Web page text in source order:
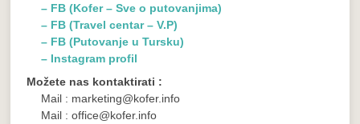
– FB (Kofer – Sve o putovanjima)
– FB (Travel centar – V.P)
– FB (Putovanje u Tursku)
– Instagram profil
Možete nas kontaktirati :
Mail : marketing@kofer.info
Mail : office@kofer.info